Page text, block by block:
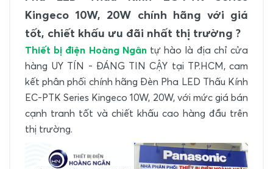
Kingeco 10W, 20W chính hãng với giá
tốt, chiết khấu ưu đãi nhất thị trường ?
Thiết bị điện Hoàng Ngântự hào là địa chỉ cửa
hàng UY TÍN - ĐÁNG TIN CẬY tại TP.HCM, cam
kết phân phối chính hãng Đèn Pha LED Thấu Kính
EC-PTK Series Kingeco 10W, 20W, với mức giá bán
cạnh tranh tốt và chiết khấu cao hàng đầu trên
thị trường.